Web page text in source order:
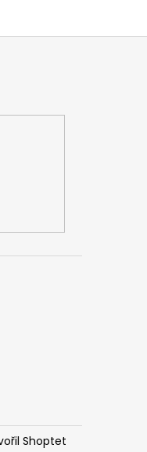
Shoptet